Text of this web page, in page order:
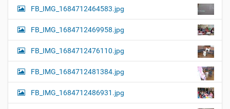
FB_IMG_1684712464583.jpg
FB_IMG_1684712469958.jpg
FB_IMG_1684712476110.jpg
FB_IMG_1684712481384.jpg
FB_IMG_1684712486931.jpg